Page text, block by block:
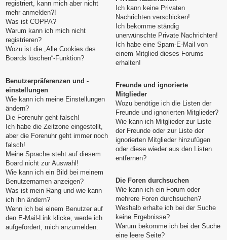
registriert, kann mich aber nicht
mehr anmelden?!
Was ist COPPA?
Warum kann ich mich nicht
registrieren?
Wozu ist die „Alle Cookies des
Boards löschen“-Funktion?
Benutzerpräferenzen und -
einstellungen
Wie kann ich meine Einstellungen
ändern?
Die Forenuhr geht falsch!
Ich habe die Zeitzone eingestellt,
aber die Forenuhr geht immer noch
falsch!
Meine Sprache steht auf diesem
Board nicht zur Auswahl!
Wie kann ich ein Bild bei meinem
Benutzernamen anzeigen?
Was ist mein Rang und wie kann
ich ihn ändern?
Wenn ich bei einem Benutzer auf
den E-Mail-Link klicke, werde ich
aufgefordert, mich anzumelden.
Ich kann keine Privaten
Nachrichten verschicken!
Ich bekomme ständig
unerwünschte Private Nachrichten!
Ich habe eine Spam-E-Mail von
einem Mitglied dieses Forums
erhalten!
Freunde und ignorierte
Mitglieder
Wozu benötige ich die Listen der
Freunde und ignorierten Mitglieder?
Wie kann ich Mitglieder zur Liste
der Freunde oder zur Liste der
ignorierten Mitglieder hinzufügen
oder diese wieder aus den Listen
entfernen?
Die Foren durchsuchen
Wie kann ich ein Forum oder
mehrere Foren durchsuchen?
Weshalb erhalte ich bei der Suche
keine Ergebnisse?
Warum bekomme ich bei der Suche
eine leere Seite?